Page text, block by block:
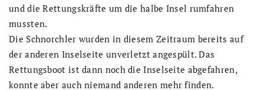
und die Rettungskräfte um die halbe Insel rumfahren
mussten.
Die Schnorchler wurden in diesem Zeitraum bereits auf
der anderen Inselseite unverletzt angespült. Das
Rettungsboot ist dann noch die Inselseite abgefahren,
konnte aber auch niemand anderen mehr finden.